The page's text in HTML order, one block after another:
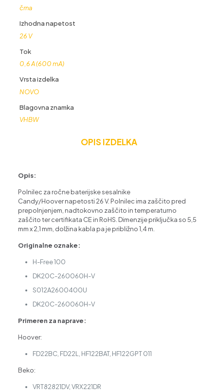
črna
Izhodna napetost
26 V
Tok
0,6 A (600 mA)
Vrsta izdelka
NOVO
Blagovna znamka
VHBW
OPIS IZDELKA
Opis:
Polnilec za ročne baterijske sesalnike
Candy/Hoover napetosti 26 V. Polnilec ima zaščito pred
prepolnjenjem, nadtokovno zaščito in temperaturno
zaščito ter certifikata CE in RoHS. Dimenzije priključka so 5,5
mm x 2,1 mm, dolžina kabla pa je približno 1,4 m.
Originalne oznake:
H-Free 100
DK20C-260060H-V
S012A2600400U
DK20C-260060H-V
Primeren za naprave:
Hoover:
FD22BC, FD22L, HF122BAT, HF122GPT 011
Beko:
VRT82821DV, VRX221DR